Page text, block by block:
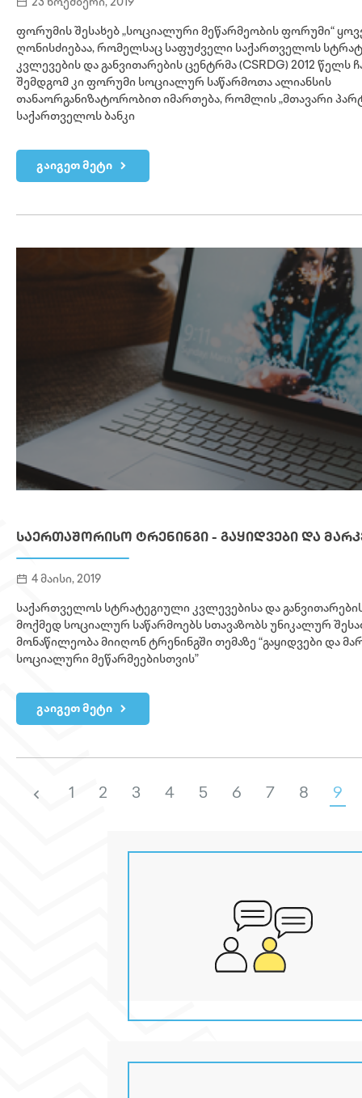
23 ნოემბერი, 2019
ფორუმის შესახებ „სოციალური მეწარმეობის ფორუმი“
ღონისძიებაა, რომელსაც საფუძველი საქართველოს
კვლევების და განვითარების ცენტრმა (CSRDG) 2012 წელს
შემდგომ კი ფორუმი სოციალურ საწარმოთა ალიანსის
თანაორგანიზატორობით იმართება, რომლის „მთავარი
საქართველოს ბანკი
გაიგეთ მეტი
ᲡᲐᲔᲠᲗᲐᲨᲝᲠᲘᲡᲝ ᲢᲠᲔᲜᲘᲜᲒᲘ - ᲒᲐᲧᲘᲓᲕᲔᲑᲘ ᲓᲐ
4 მაისი, 2019
საქართველოს სტრატეგიული კვლევებისა და
მოქმედ სოციალურ საწარმოებს სთავაზობს უნიკალურ
მონაწილეობა მიიღონ ტრენინგში თემაზე “გაყიდვები და
სოციალური მეწარმეებისთვის”
გაიგეთ მეტი
1 2 3 4 5 6 7 8 9